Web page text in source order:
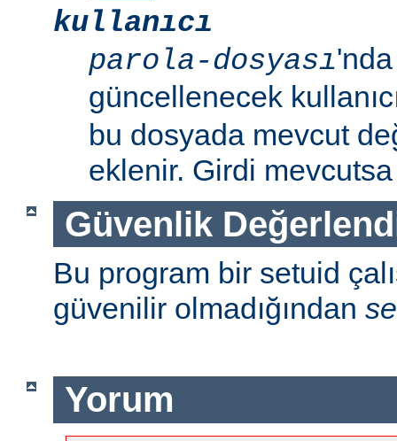
kullanıcı
parola-dosyası
güncellenecek
bu dosyada mevcut
eklenir. Girdi
Güvenlik
Bu program bir setuid
güvenilir olmadığından
Yorum